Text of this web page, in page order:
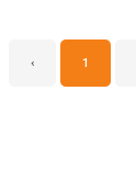
‹ 1